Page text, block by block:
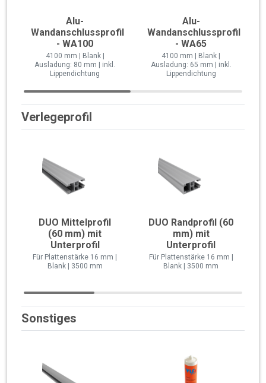
Alu-
Wandanschlussprofil
- WA100
4100 mm | Blank |
Ausladung: 80 mm | inkl.
Lippendichtung
Alu-
Wandanschlussprofil
- WA65
4100 mm | Blank |
Ausladung: 65 mm | inkl.
Lippendichtung
Verlegeprofil
DUO Mittelprofil
(60 mm) mit
Unterprofil
Für Plattenstärke 16 mm |
Blank | 3500 mm
DUO Randprofil (60
mm) mit
Unterprofil
Für Plattenstärke 16 mm |
Blank | 3500 mm
Sonstiges